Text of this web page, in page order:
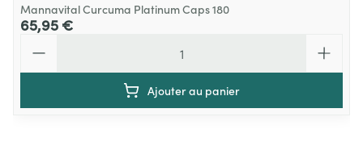
Mannavital Curcuma Platinum Caps 180
65,95 €
Ajouter au panier